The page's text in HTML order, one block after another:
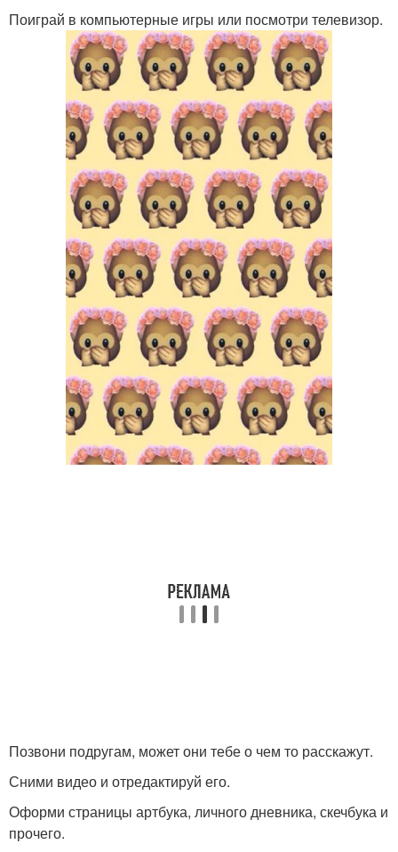
Поиграй в компьютерные игры или посмотри телевизор.
Позвони подругам, может они тебе о чем то расскажут.
Сними видео и отредактируй его.
Оформи страницы артбука, личного дневника, скечбука и
прочего.